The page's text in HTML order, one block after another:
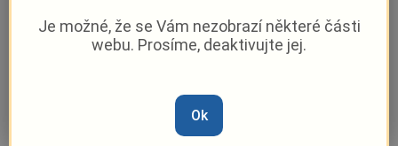
Marie Osvaldová –4. 6. 2024|13:15
Je možné, že se Vám nezobrazí některé části
webu. Prosíme, deaktivujte jej.
Ok